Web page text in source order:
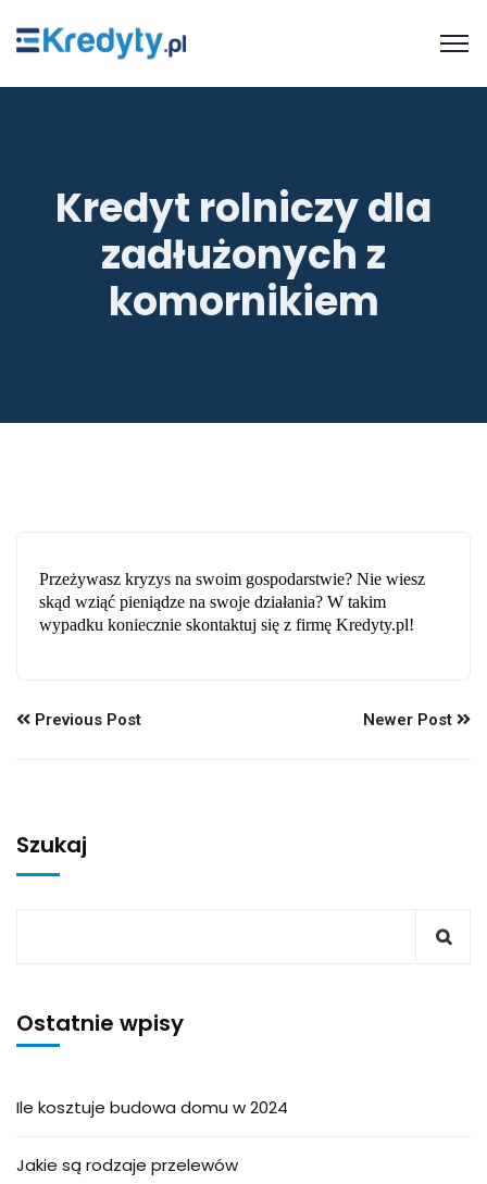
Kredyt rolniczy dla
zadłużonych z
komornikiem
Przeżywasz kryzys na swoim gospodarstwie? Nie wiesz
skąd wziąć pieniądze na swoje działania? W takim
wypadku koniecznie skontaktuj się z firmę Kredyty.pl!
Previous Post Newer Post
Szukaj
Ostatnie wpisy
Ile kosztuje budowa domu w 2024
Jakie są rodzaje przelewów